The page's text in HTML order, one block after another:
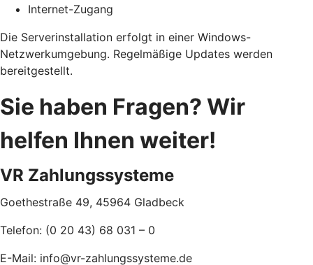
Internet-Zugang
Die Serverinstallation erfolgt in einer Windows-
Netzwerkumgebung. Regelmäßige Updates werden
bereitgestellt.
Sie haben Fragen? Wir
helfen Ihnen weiter!
VR Zahlungssysteme
Goethestraße 49, 45964 Gladbeck
Telefon: (0 20 43) 68 031 – 0
E-Mail: info@vr-zahlungssysteme.de